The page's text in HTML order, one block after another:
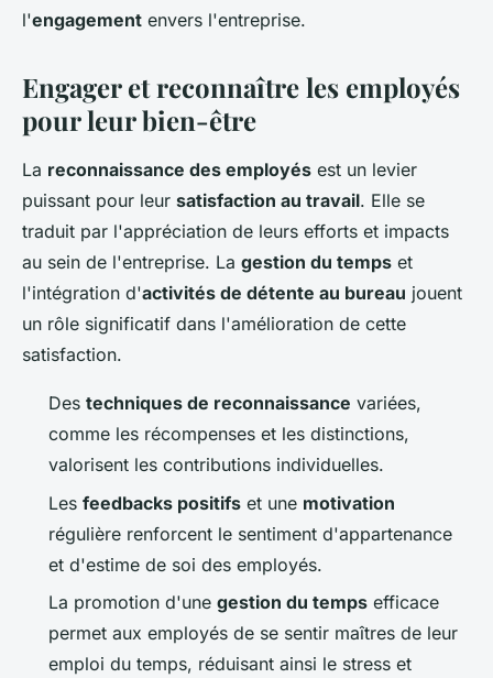
l'engagement envers l'entreprise.
Engager et reconnaître les employés
pour leur bien-être
La reconnaissance des employés est un levier
puissant pour leur satisfaction au travail. Elle se
traduit par l'appréciation de leurs efforts et impacts
au sein de l'entreprise. La gestion du temps et
l'intégration d'activités de détente au bureau jouent
un rôle significatif dans l'amélioration de cette
satisfaction.
Des techniques de reconnaissance variées,
comme les récompenses et les distinctions,
valorisent les contributions individuelles.
Les feedbacks positifs et une motivation
régulière renforcent le sentiment d'appartenance
et d'estime de soi des employés.
La promotion d'une gestion du temps efficace
permet aux employés de se sentir maîtres de leur
emploi du temps, réduisant ainsi le stress et